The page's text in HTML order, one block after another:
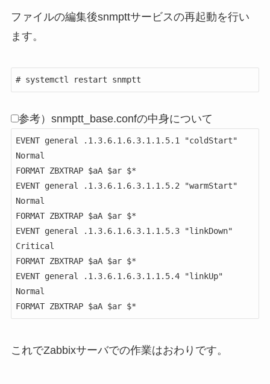
ファイルの編集後snmpttサービスの再起動を行い
ます。
# systemctl restart snmptt
参考）snmptt_base.confの中身について
EVENT general .1.3.6.1.6.3.1.1.5.1 "coldStart"
Normal
FORMAT ZBXTRAP $aA $ar $*
EVENT general .1.3.6.1.6.3.1.1.5.2 "warmStart"
Normal
FORMAT ZBXTRAP $aA $ar $*
EVENT general .1.3.6.1.6.3.1.1.5.3 "linkDown"
Critical
FORMAT ZBXTRAP $aA $ar $*
EVENT general .1.3.6.1.6.3.1.1.5.4 "linkUp"
Normal
FORMAT ZBXTRAP $aA $ar $*
これでZabbixサーバでの作業はおわりです。